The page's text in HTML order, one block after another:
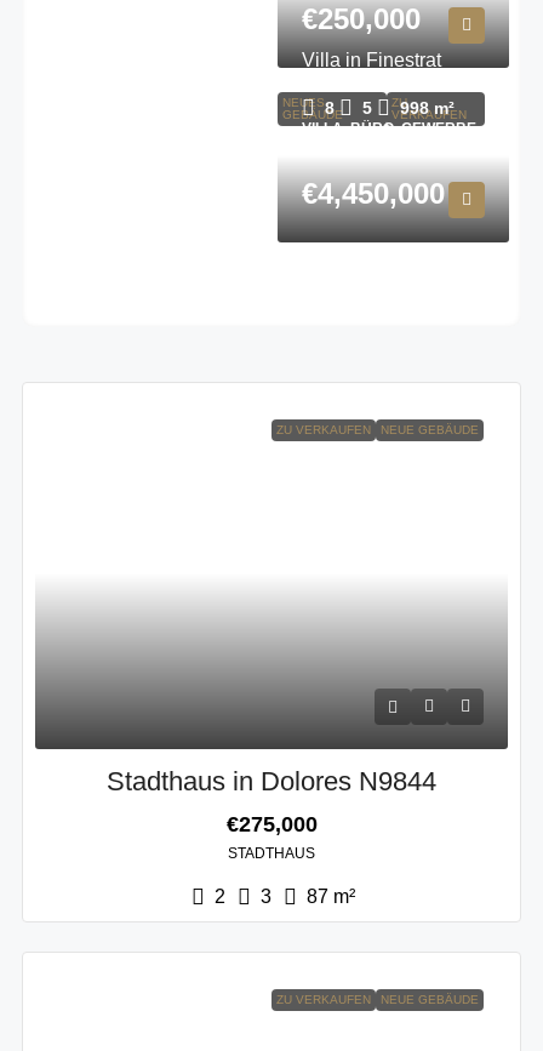
€250,000
NEUES
GEBÄUDE
ZU
VERKAUFEN
Villa in Finestrat
8 5 998 m²
VILLA, BÜRO, GEWERBE,
€4,450,000
ZU VERKAUFEN NEUE GEBÄUDE
Stadthaus in Dolores N9844
€275,000
STADTHAUS
2 3 87 m²
ZU VERKAUFEN NEUE GEBÄUDE